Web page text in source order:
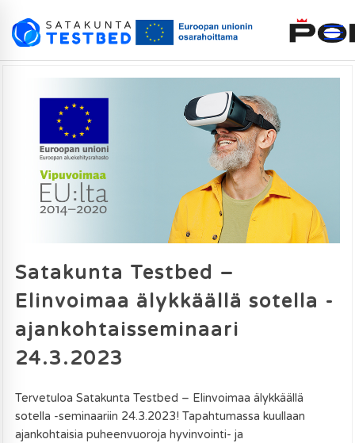
Satakunta Testbed –
Elinvoimaa älykkäällä sotella -
ajankohtaisseminaari
24.3.2023
Tervetuloa Satakunta Testbed – Elinvoimaa älykkäällä
sotella -seminaariin 24.3.2023! Tapahtumassa kuullaan
ajankohtaisia puheenvuoroja hyvinvointi- ja